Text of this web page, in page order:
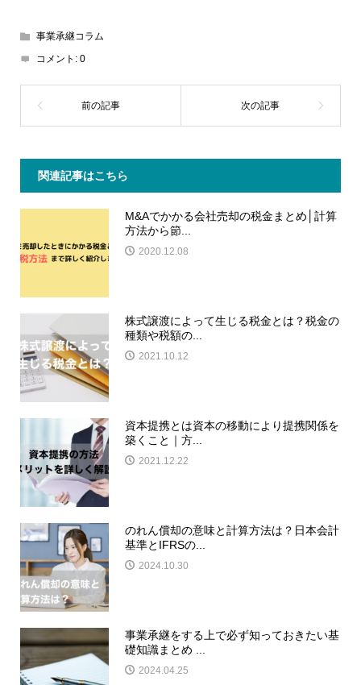
事業承継コラム
コメント: 0
関連記事はこちら
M&Aでかかる会社売却の税金まとめ│計算
方法から節...
2020.12.08
株式譲渡によって生じる税金とは？税金の
種類や税額の...
2021.10.12
資本提携とは資本の移動により提携関係を
築くこと｜方...
2021.12.22
のれん償却の意味と計算方法は？日本会計
基準とIFRSの...
2024.10.30
事業承継をする上で必ず知っておきたい基
礎知識まとめ ...
2024.04.25